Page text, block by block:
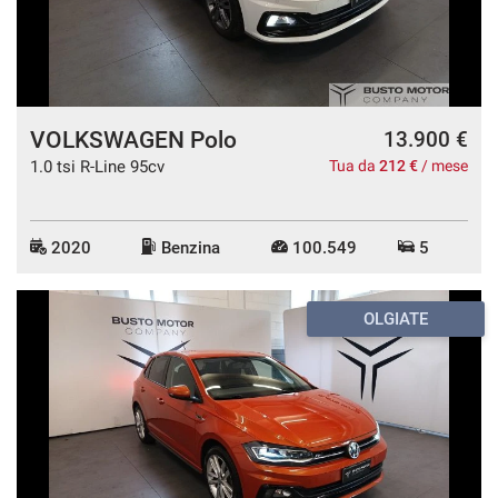
VOLKSWAGEN Polo
1.0 tsi R-Line 95cv
13.900 €
Tua da 212 € / mese
2020 Benzina 100.549 5
OLGIATE
impostazioni